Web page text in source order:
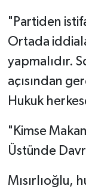
"Partiden
Ortada
yapmalıdır.
açısından
Hukuk
"Kimse
Üstünde
Mısırlıoğlu,